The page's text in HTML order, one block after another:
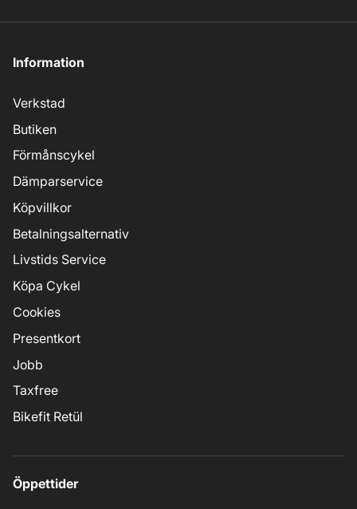
Information
Verkstad
Butiken
Förmånscykel
Dämparservice
Köpvillkor
Betalningsalternativ
Livstids Service
Köpa Cykel
Cookies
Presentkort
Jobb
Taxfree
Bikefit Retül
Öppettider